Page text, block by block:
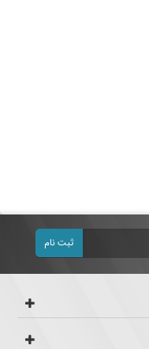
ثبت نام